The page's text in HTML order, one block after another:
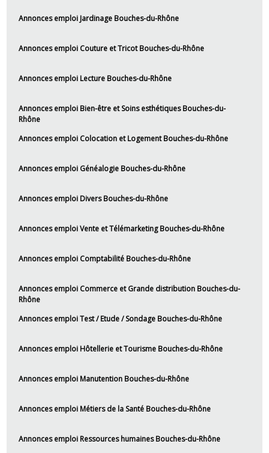
Annonces emploi Jardinage Bouches-du-Rhône
Annonces emploi Couture et Tricot Bouches-du-Rhône
Annonces emploi Lecture Bouches-du-Rhône
Annonces emploi Bien-être et Soins esthétiques Bouches-du-
Rhône
Annonces emploi Colocation et Logement Bouches-du-Rhône
Annonces emploi Généalogie Bouches-du-Rhône
Annonces emploi Divers Bouches-du-Rhône
Annonces emploi Vente et Télémarketing Bouches-du-Rhône
Annonces emploi Comptabilité Bouches-du-Rhône
Annonces emploi Commerce et Grande distribution Bouches-du-
Rhône
Annonces emploi Test / Etude / Sondage Bouches-du-Rhône
Annonces emploi Hôtellerie et Tourisme Bouches-du-Rhône
Annonces emploi Manutention Bouches-du-Rhône
Annonces emploi Métiers de la Santé Bouches-du-Rhône
Annonces emploi Ressources humaines Bouches-du-Rhône